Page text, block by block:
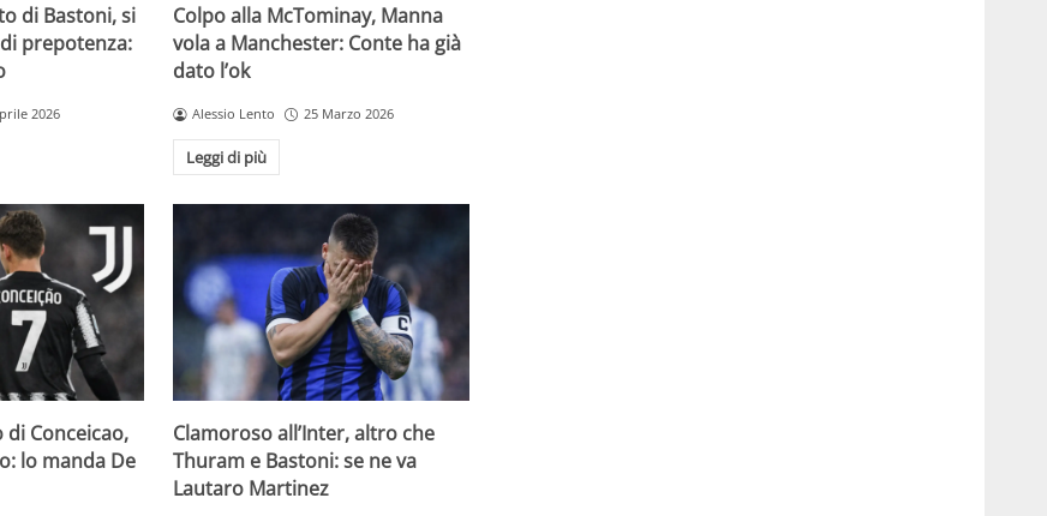
di Bastoni, si
prepotenza:
2026
Colpo alla McTominay, Manna
vola a Manchester: Conte ha già
dato l’ok
Alessio Lento 25 Marzo 2026
Leggi di più
di Conceicao,
lo manda De
Clamoroso all’Inter, altro che
Thuram e Bastoni: se ne va
Lautaro Martinez